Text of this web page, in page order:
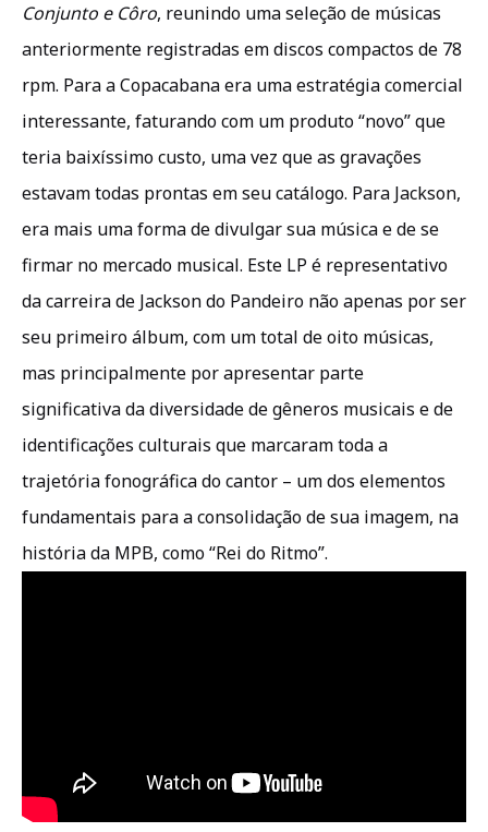
Conjunto e Côro, reunindo uma seleção de músicas
anteriormente registradas em discos compactos de 78
rpm. Para a Copacabana era uma estratégia comercial
interessante, faturando com um produto “novo” que
teria baixíssimo custo, uma vez que as gravações
estavam todas prontas em seu catálogo. Para Jackson,
era mais uma forma de divulgar sua música e de se
firmar no mercado musical. Este LP é representativo
da carreira de Jackson do Pandeiro não apenas por ser
seu primeiro álbum, com um total de oito músicas,
mas principalmente por apresentar parte
significativa da diversidade de gêneros musicais e de
identificações culturais que marcaram toda a
trajetória fonográfica do cantor – um dos elementos
fundamentais para a consolidação de sua imagem, na
história da MPB, como “Rei do Ritmo”.